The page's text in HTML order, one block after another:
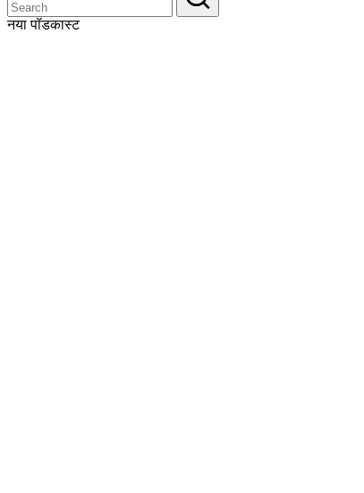
नया पॉडकास्ट